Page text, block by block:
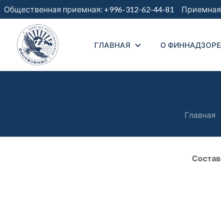
Общественная приемная: +996-312-62-44-81 Приемная
ГЛАВНАЯ О ФИННАДЗОРЕ
Главная
Состав